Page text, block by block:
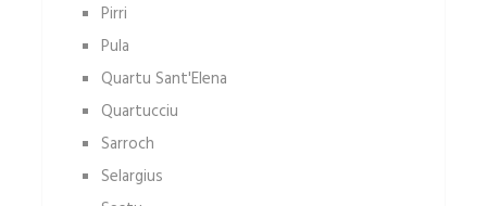
Pirri
Pula
Quartu Sant'Elena
Quartucciu
Sarroch
Selargius